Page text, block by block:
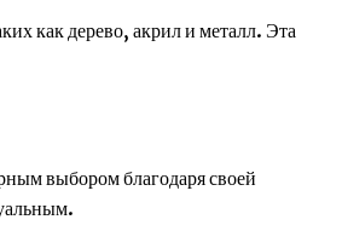
как дерево, акрил и металл. Эта
выбором благодаря своей